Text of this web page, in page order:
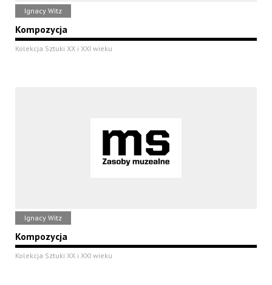
Ignacy Witz
Kompozycja
Kolekcja Sztuki XX i XXI wieku
Ignacy Witz
Kompozycja
Kolekcja Sztuki XX i XXI wieku